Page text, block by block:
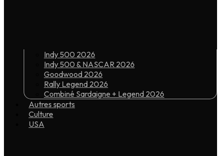
Indy 500 2026
Indy 500 & NASCAR 2026
Goodwood 2026
Rally Legend 2026
Combiné Sardaigne + Legend 2026
Autres sports
Culture
USA